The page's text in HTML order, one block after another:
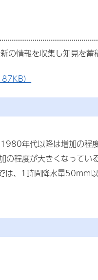
の情報を収集し知見を
）
年代以降は増加の程
程度が大きくなっている
、1時間降水量50mm